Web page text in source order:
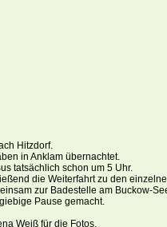
Hitzdorf.
in Anklam übernachtet.
tatsächlich schon um 5 Uhr.
die Weiterfahrt zu den
zur Badestelle am Buckow-
Pause gemacht.
Weiß für die Fotos.